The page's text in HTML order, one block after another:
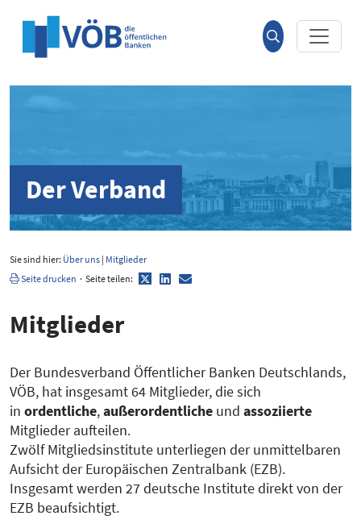
Suche
öffnen
Der Verband
Sie sind hier: Über uns | Mitglieder
Seite drucken · Seite teilen: TwitterLinkedIn
E-
Mail
Mitglieder
Der Bundesverband Öffentlicher Banken Deutschlands,
VÖB, hat insgesamt 64 Mitglieder, die sich
in ordentliche,außerordentliche und assoziierte
Mitglieder aufteilen.
Zwölf Mitgliedsinstitute unterliegen der unmittelbaren
Aufsicht der Europäischen Zentralbank (EZB).
Insgesamt werden 27 deutsche Institute direkt von der
EZB beaufsichtigt.